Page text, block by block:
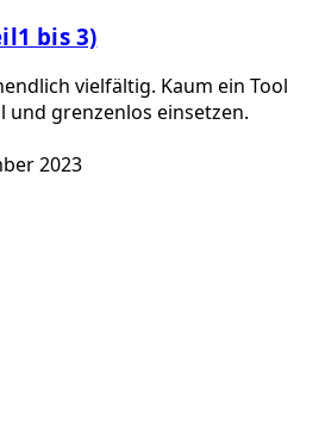
bis 3)
vielfältig. Kaum ein Tool
und grenzenlos einsetzen.
2023